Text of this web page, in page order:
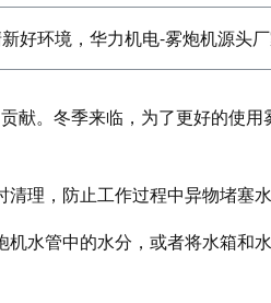
好环境，华力机电-雾炮机源头厂
献。冬季来临，为了更好的使用
理，防止工作过程中异物堵塞
水管中的水分，或者将水箱和